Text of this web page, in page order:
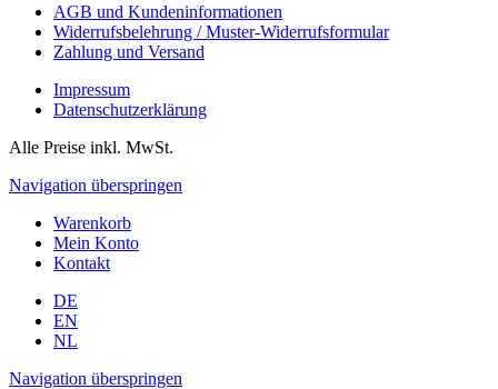
AGB und Kundeninformationen
Widerrufsbelehrung / Muster-Widerrufsformular
Zahlung und Versand
Impressum
Datenschutzerklärung
Alle Preise inkl. MwSt.
Navigation überspringen
Warenkorb
Mein Konto
Kontakt
DE
EN
NL
Navigation überspringen